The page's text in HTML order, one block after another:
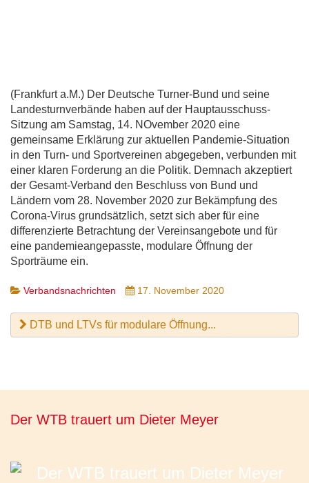
(Frankfurt a.M.) Der Deutsche Turner-Bund und seine
Landesturnverbände haben auf der Hauptausschuss-
Sitzung am Samstag, 14. NOvember 2020 eine
gemeinsame Erklärung zur aktuellen Pandemie-Situation
in den Turn- und Sportvereinen abgegeben, verbunden mit
einer klaren Forderung an die Politik. Demnach akzeptiert
der Gesamt-Verband den Beschluss von Bund und
Ländern vom 28. November 2020 zur Bekämpfung des
Corona-Virus grundsätzlich, setzt sich aber für eine
differenzierte Betrachtung der Vereinsangebote und für
eine pandemieangepasste, modulare Öffnung der
Sporträume ein.
Verbandsnachrichten 17. November 2020
DTB und LTVs für modulare Öffnung...
Der WTB trauert um Dieter Meyer